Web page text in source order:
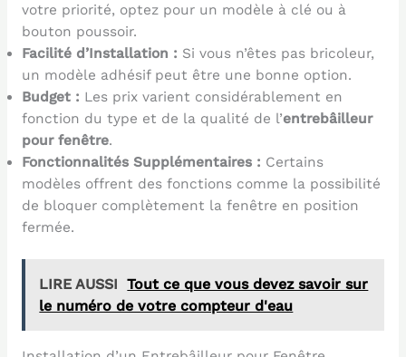
votre priorité, optez pour un modèle à clé ou à
bouton poussoir.
Facilité d’Installation : Si vous n’êtes pas bricoleur,
un modèle adhésif peut être une bonne option.
Budget : Les prix varient considérablement en
fonction du type et de la qualité de l’entrebâilleur
pour fenêtre.
Fonctionnalités Supplémentaires : Certains
modèles offrent des fonctions comme la possibilité
de bloquer complètement la fenêtre en position
fermée.
LIRE AUSSI Tout ce que vous devez savoir sur
le numéro de votre compteur d'eau